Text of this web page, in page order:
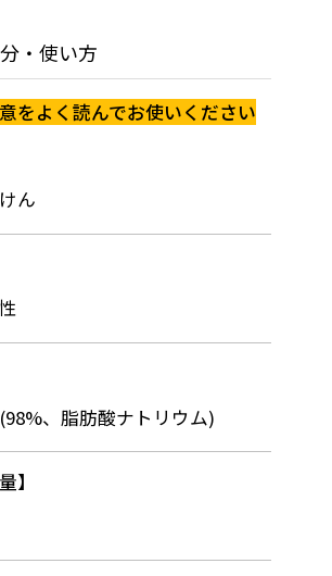
・使い方
をよく読んでお使いください
ん
、脂肪酸ナトリウム)